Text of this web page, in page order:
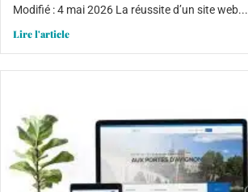
Modifié : 4 mai 2026 La réussite d’un site web...
Lire l'article